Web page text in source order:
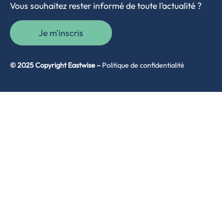
Vous souhaitez rester informé de toute l’actualité ?
Je m'inscris
© 2025 Copyright Eastwise – Politique de confidentialité